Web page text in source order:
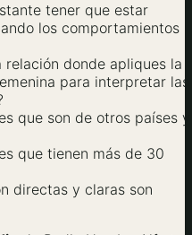
tener que estar
los comportamientos
relación donde apliques la
para interpretar las
que son de otros países y
que tienen más de 30
directas y claras son